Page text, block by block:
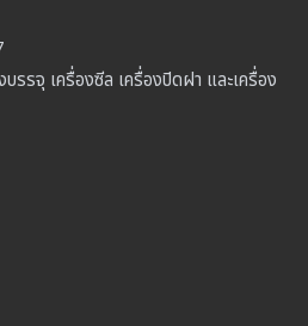
รรจุ เครื่องซีล เครื่องปิดฝา และเครื่อง